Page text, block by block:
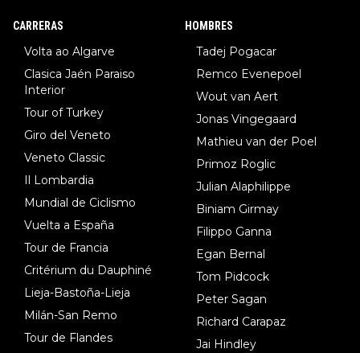
8.Lenny Martinez (Bahrein), 9. Van Belle (Visma), 10. Vacek (Li
CARRERAS
Volta ao Algarve
Clasica Jaén Paraiso
Interior
Tour of Turkey
Giro del Veneto
Veneto Classic
Il Lombardia
Mundial de Ciclismo
Vuelta a España
Tour de Francia
Critérium du Dauphiné
Lieja-Bastoña-Lieja
Milán-San Remo
Tour de Flandes
HOMBRES
Tadej Pogacar
Remco Evenepoel
Wout van Aert
Jonas Vingegaard
Mathieu van der Poel
Primoz Roglic
Julian Alaphilippe
Biniam Girmay
Filippo Ganna
Egan Bernal
Tom Pidcock
Peter Sagan
Richard Carapaz
Jai Hindley